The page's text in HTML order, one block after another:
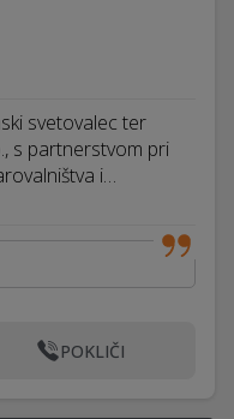
svetovalec ter
s partnerstvom pri
i…
POKLIČI